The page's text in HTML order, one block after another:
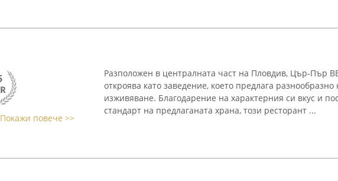
Покажи повече >>
Разположен в централната част на Пловдив, Цър-Пър
откроява като заведение, което предлага разнообразно
изживяване. Благодарение на характерния си вкус и
стандарт на предлаганата храна, този ресторант ...